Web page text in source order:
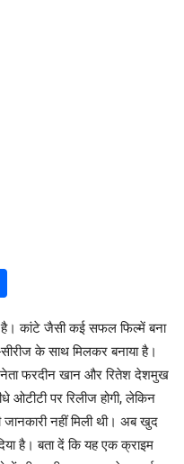
है। कांटे जैसी कई सफल फिल्में बना
के साथ मिलकर बनाया है।
फरदीन खान और रितेश देशमुख
ओटीटी पर रिलीज होगी, लेकिन
नहीं मिली थी। अब खुद
है। बता दें कि यह एक क्राइम